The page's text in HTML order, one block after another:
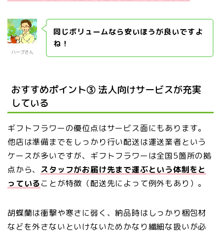
ハーブさん
同じボリュームなら安いほうが良いですよ
ね！
おすすめポイント③ 法人向けサービスが充実
している
ギフトフラワーの優位点はサービス面にもあります。
他店は準備までをしっかり行い配送は運送業者という
ケースが多いですが、ギフトフラワーは全国5箇所の拠
点から、 スタッフがお届け先まで運ぶという体制をと
っていることが特徴（配送先によって例外もあり）。
胡蝶蘭は衝撃や寒さに弱く、納品時はしっかり梱包材
などを外さないといけないためかなり繊細な扱いが必